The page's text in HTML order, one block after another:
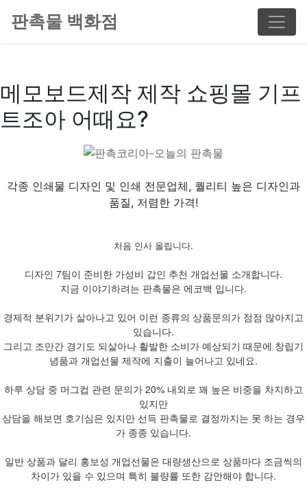
판촉물 백화점
메모보드제작 제작 쇼핑몰 기프
트조아 어때요?
각종 인쇄물 디자인 및 인쇄 전문업체, 퀄리티 높은 디자인과
품질, 저렴한 가격!
처음 인사 올립니다.
디자인 7팀이 준비한 가성비 갑인 추천 개업선물 소개합니다.
지금 이야기하려는 판촉물은 에코백 입니다.
경제적 분위기가 살아나고 있어 이런 종류의 상품문의가 점점 많아지고
있습니다.
그리고 조만간 경기도 되살아나 활발한 소비가 예상되기 때문에 창립기
념품과 개업선물 제작에 지출이 늘어나고 있네요.
하루 상담 중 머그컵 관련 문의가 20% 내외로 꽤 높은 비중을 차지하고
있지만
상담을 해보면 호기심은 있지만 선득 판촉물로 결정까지는 못 하는 경우
가 종종 있습니다.
일반 상품과 달리 홍보성 개업선물은 대량생산으로 상품마다 조금씩의
차이가 있을 수 있으며 특히 불량률 또한 감안해야 합니다.